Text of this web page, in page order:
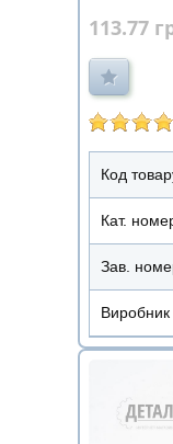
113.77
Код
Кат.
Зав.
Виробник